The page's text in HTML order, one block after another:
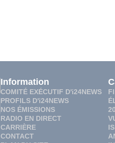
Information
COMITÉ EXÉCUTIF D'i24NEWS
PROFILS D'i24NEWS
NOS ÉMISSIONS
RADIO EN DIRECT
CARRIÈRE
CONTACT